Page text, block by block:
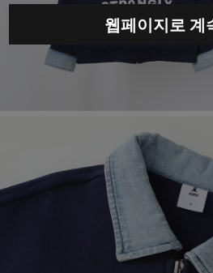
웹페이지로 계